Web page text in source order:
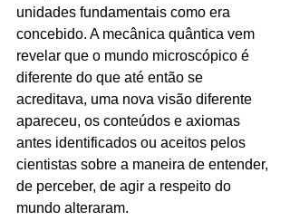
unidades fundamentais como era
concebido. A mecânica quântica vem
revelar que o mundo microscópico é
diferente do que até então se
acreditava, uma nova visão diferente
apareceu, os conteúdos e axiomas
antes identificados ou aceitos pelos
cientistas sobre a maneira de entender,
de perceber, de agir a respeito do
mundo alteraram.